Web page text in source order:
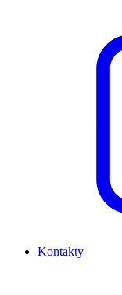
Kontakty